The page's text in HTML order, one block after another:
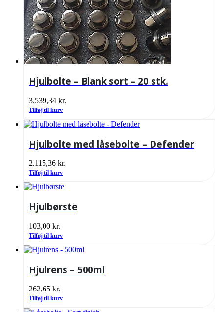
Hjulbolte – Blank sort – 20 stk.
3.539,34 kr.
Tilføj til kurv
Hjulbolte med låsebolte – Defender
2.115,36 kr.
Tilføj til kurv
Hjulbørste
103,00 kr.
Tilføj til kurv
Hjulrens – 500ml
262,65 kr.
Tilføj til kurv